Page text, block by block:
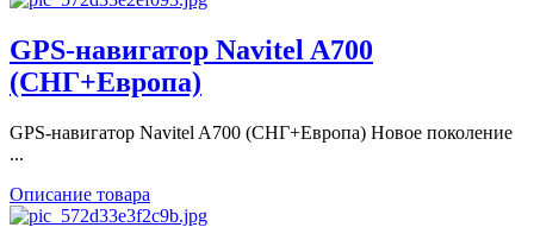
GPS-навигатор Navitel A700
(СНГ+Европа)
GPS-навигатор Navitel A700 (СНГ+Европа) Новое поколение
...
Описание товара